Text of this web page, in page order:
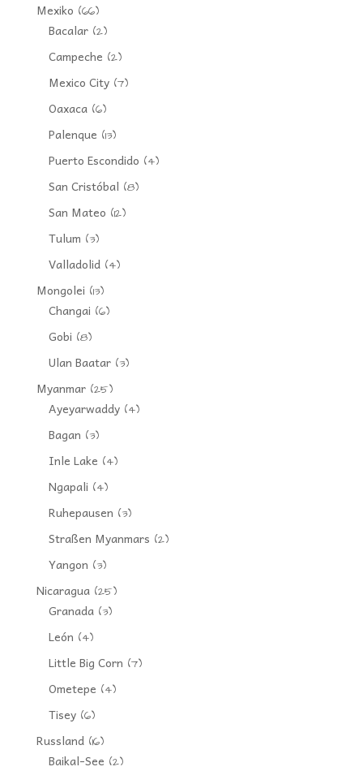
Mexiko (66)
Bacalar(2)
Campeche (2)
Mexico City(7)
Oaxaca(6)
Palenque (13)
Puerto Escondido (4)
San Cristóbal (8)
San Mateo (12)
Tulum (3)
Valladolid(4)
Mongolei (13)
Changai (6)
Gobi (8)
Ulan Baatar(3)
Myanmar(25)
Ayeyarwaddy(4)
Bagan (3)
Inle Lake (4)
Ngapali (4)
Ruhepausen (3)
Straßen Myanmars (2)
Yangon (3)
Nicaragua(25)
Granada(3)
León (4)
Little Big Corn (7)
Ometepe (4)
Tisey(6)
Russland(16)
Baikal-See (2)